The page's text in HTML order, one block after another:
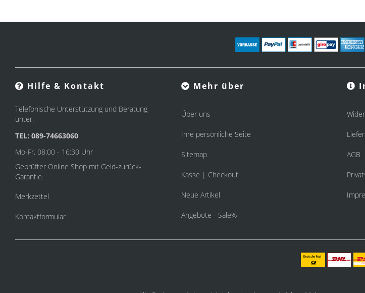
Hilfe & Kontakt
Telefonische Unterstützung und Beratung
unter:
TEL: 089-74663060
Mo-Fr, 08:00 - 16:30 Uhr
Geprüfter Online Shop mit Geld-zurück-
Garantie.
Merkzettel
Kontaktformular
Mehr über
Über uns
Ihre persönliche Seite
Sitemap
Kasse | Checkout
Neue Artikel
Angebote - Sale%
AGB